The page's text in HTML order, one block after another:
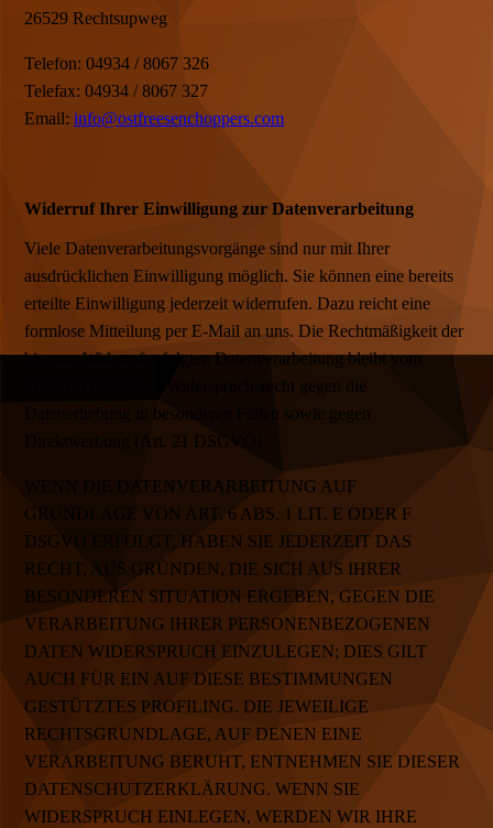
26529 Rechtsupweg
Telefon: 04934 / 8067 326
Telefax: 04934 / 8067 327
Email:info@ostfreesenchoppers.com
Widerruf Ihrer Einwilligung zur Datenverarbeitung
Viele Datenverarbeitungsvorgänge sind nur mit Ihrer
ausdrücklichen Einwilligung möglich. Sie können eine bereits
erteilte Einwilligung jederzeit widerrufen. Dazu reicht eine
formlose Mitteilung per E-Mail an uns. Die Rechtmäßigkeit der
bis zum Widerruf erfolgten Datenverarbeitung bleibt vom
Widerruf unberührt. Widerspruchsrecht gegen die
Datenerhebung in besonderen Fällen sowie gegen
Direktwerbung (Art. 21 DSGVO)
WENN DIE DATENVERARBEITUNG AUF
GRUNDLAGE VON ART. 6 ABS. 1 LIT. E ODER F
DSGVO ERFOLGT, HABEN SIE JEDERZEIT DAS
RECHT, AUS GRÜNDEN, DIE SICH AUS IHRER
BESONDEREN SITUATION ERGEBEN, GEGEN DIE
VERARBEITUNG IHRER PERSONENBEZOGENEN
DATEN WIDERSPRUCH EINZULEGEN; DIES GILT
AUCH FÜR EIN AUF DIESE BESTIMMUNGEN
GESTÜTZTES PROFILING. DIE JEWEILIGE
RECHTSGRUNDLAGE, AUF DENEN EINE
VERARBEITUNG BERUHT, ENTNEHMEN SIE DIESER
DATENSCHUTZERKLÄRUNG. WENN SIE
WIDERSPRUCH EINLEGEN, WERDEN WIR IHRE